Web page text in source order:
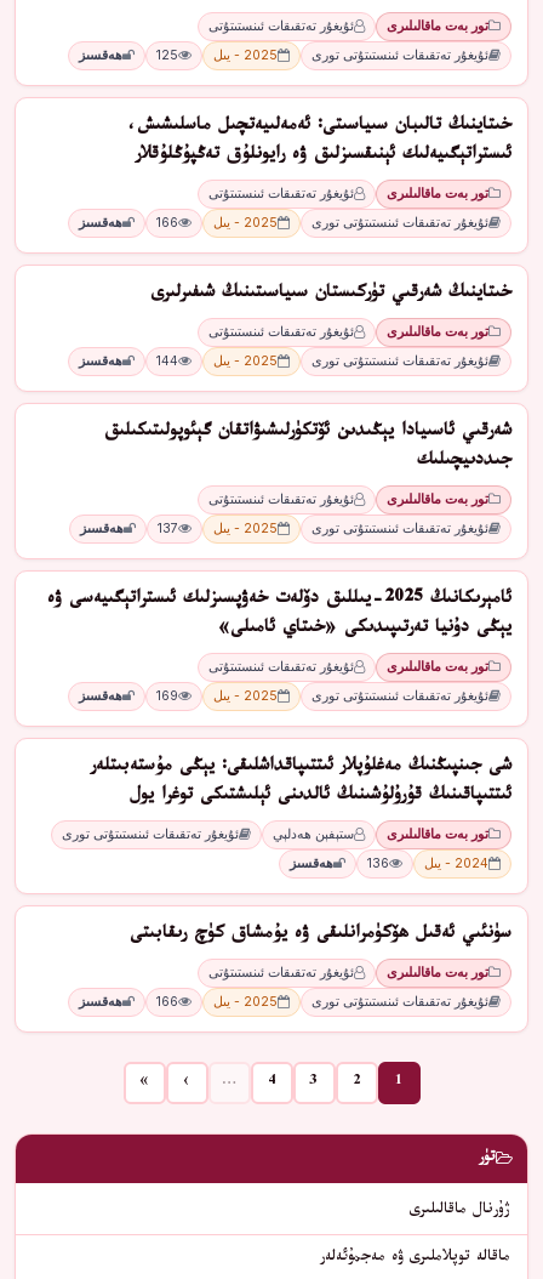
تور بەت ماقالىلىرى
ئۇيغۇر تەتقىقات ئىنستىتۇتى
ئۇيغۇر تەتقىقات ئىنستىتۇتى تورى
2025 - يىل 125 ھەقسىز
خىتاينىڭ تالىبان سىياسىتى: ئەمەلىيەتچىل ماسلىشىش،
ئىستراتېگىيەلىك ئېنىقسىزلىق ۋە رايونلۇق تەڭپۇڭلۇقلار
تور بەت ماقالىلىرى
ئۇيغۇر تەتقىقات ئىنستىتۇتى
ئۇيغۇر تەتقىقات ئىنستىتۇتى تورى
2025 - يىل 166 ھەقسىز
خىتاينىڭ شەرقىي تۈركىستان سىياسىتىنىڭ شىفىرلىرى
تور بەت ماقالىلىرى
ئۇيغۇر تەتقىقات ئىنستىتۇتى
ئۇيغۇر تەتقىقات ئىنستىتۇتى تورى
2025 - يىل 144 ھەقسىز
شەرقىي ئاسىيادا يېڭىدىن ئۆتكۈرلىشىۋاتقان گېئوپولىتىكىلىق
جىددىيچىلىك
تور بەت ماقالىلىرى
ئۇيغۇر تەتقىقات ئىنستىتۇتى
ئۇيغۇر تەتقىقات ئىنستىتۇتى تورى
2025 - يىل 137 ھەقسىز
ئامېرىكانىڭ 2025-يىللىق دۆلەت خەۋپسىزلىك ئىستراتېگىيەسى ۋە
يېڭى دۇنيا تەرتىپىدىكى «خىتاي ئامىلى»
تور بەت ماقالىلىرى
ئۇيغۇر تەتقىقات ئىنستىتۇتى
ئۇيغۇر تەتقىقات ئىنستىتۇتى تورى
2025 - يىل 169 ھەقسىز
شى جىنپىڭنىڭ مەغلۇپلار ئىتتىپاقداشلىقى: يېڭى مۇستەبىتلەر
ئىتتىپاقىنىڭ قۇرۇلۇشىنىڭ ئالدىنى ئېلىشتىكى توغرا يول
تور بەت ماقالىلىرى ستېفېن ھەدلېي
ئۇيغۇر تەتقىقات ئىنستىتۇتى تورى
2024 - يىل
136 ھەقسىز
سۈنئىي ئەقىل ھۆكۈمرانلىقى ۋە يۇمشاق كۈچ رىقابىتى
تور بەت ماقالىلىرى
ئۇيغۇر تەتقىقات ئىنستىتۇتى
ئۇيغۇر تەتقىقات ئىنستىتۇتى تورى
2025 - يىل 166 ھەقسىز
1
2
3
4
…
›
»
تۈر
ژۇرنال ماقالىلىرى
ماقالە توپلاملىرى ۋە مەجمۇئەلەر